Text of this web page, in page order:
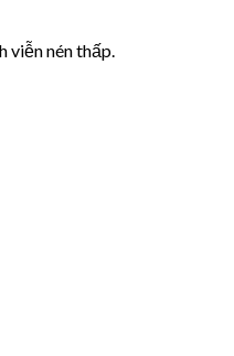
viễn nén thấp.